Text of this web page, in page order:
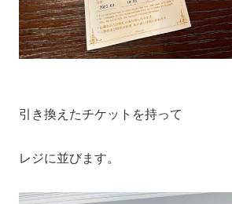
引き換えたチケットを持って
レジに並びます。